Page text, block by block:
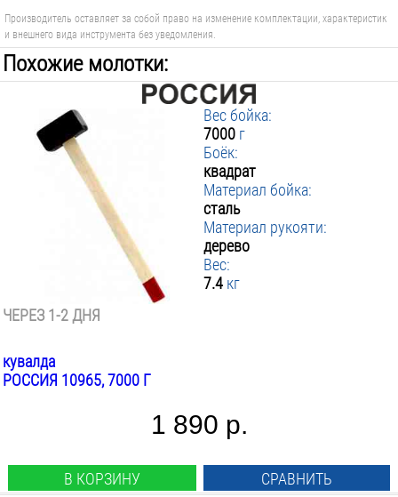
Производитель оставляет за собой право на изменение комплектации, характеристик
и внешнего вида инструмента без уведомления.
Похожие молотки:
Вес бойка:
7000 г
Боёк:
квадрат
Материал бойка:
сталь
Материал рукояти:
дерево
Вес:
7.4 кг
ЧЕРЕЗ 1-2 ДНЯ
кувалда
РОССИЯ 10965, 7000 Г
1 890 р.
В КОРЗИНУ СРАВНИТЬ